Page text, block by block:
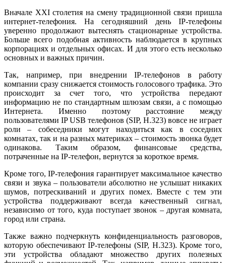
Вначале XXI столетия на смену традиционной связи пришла
интернет-телефония. На сегодняшний день IP-телефоны
уверенно продолжают вытеснять стационарные устройства.
Больше всего подобная активность наблюдается в крупных
корпорациях и отдельных офисах. И для этого есть несколько
основных и важных причин.
Так, например, при внедрении IP­-телефонов в работу
компании сразу снижается стоимость голосового трафика. Это
происходит за счет того, что устройства передают
информацию не по стандартным шлюзам связи, а с помощью
Интернета. Именно поэтому расстояние между
пользователями IP USB телефонов (SIP, H.323) вовсе не играет
роли – собеседники могут находиться как в соседних
комнатах, так и на разных материках – стоимость звонка будет
одинакова. Таким образом, финансовые средства,
потраченные на IP-телефон, вернутся за короткое время.
Кроме того, IP-телефония гарантирует максимальное качество
связи и звука – пользователи абсолютно не услышат никаких
шумов, потрескиваний и других помех. Вместе с тем эти
устройства поддерживают всегда качественный сигнал,
независимо от того, куда поступает звонок – другая комната,
город или страна.
Также важно подчеркнуть конфиденциальность разговоров,
которую обеспечивают IP-телефоны (SIP, H.323). Кроме того,
эти устройства обладают множество других полезных